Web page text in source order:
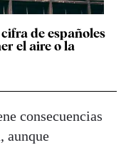
de españoles
el aire o la
consecuencias
aunque